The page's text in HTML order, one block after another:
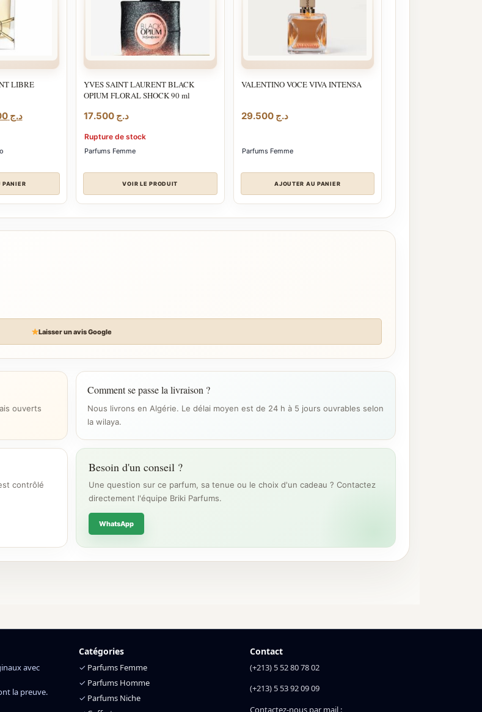
LIBRE
د.ج 26.500
Le
PANIER
YVES SAINT LAURENT BLACK
OPIUM FLORAL SHOCK 90 ml
د.ج
Rupture de stock
Parfums Femme
VOIR LE PRODUIT
VALENTINO VOCE VIVA INTENSA
د.ج 29.500
Parfums Femme
AJOUTER AU PANIER
Laisser un avis Google
ouverts
Comment se passe la livraison ?
Nous livrons en Algérie. Le délai moyen est de 24 h à 5 jours ouvrables selon
la wilaya.
contrôlé
Besoin d'un conseil ?
Une question sur ce parfum, sa tenue ou le choix d'un cadeau ? Contactez
directement l'équipe Briki Parfums.
WhatsApp
avec
la preuve.
Catégories
✓ Parfums Femme
✓ Parfums Homme
✓ Parfums Niche
Contact
(+213) 5 52 80 78 02
(+213) 5 53 92 09 09
Contactez-nous par mail :